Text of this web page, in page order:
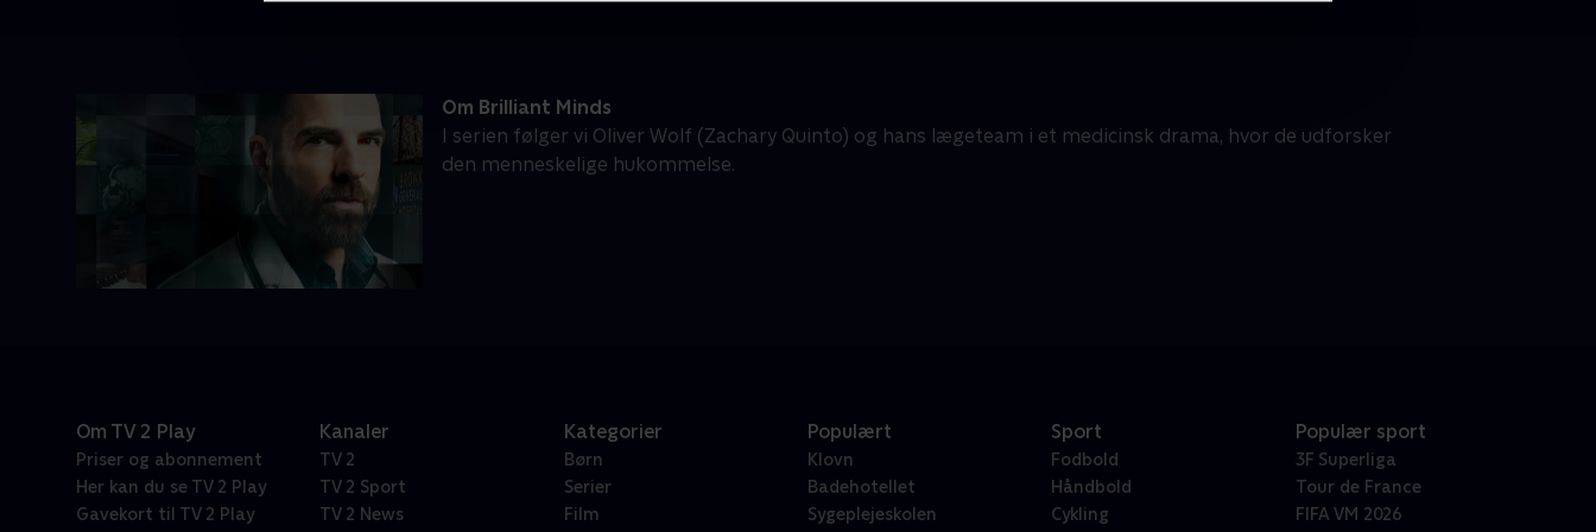
Om Brilliant Minds
I serien følger vi Oliver Wolf (Zachary Quinto) og hans lægeteam i et medicinsk drama, hvor de udforsker
den menneskelige hukommelse.
Om TV 2 Play
Priser og abonnement
Her kan du se TV 2 Play
Gavekort til TV 2 Play
Kanaler
TV 2
TV 2 Sport
TV 2 News
Kategorier
Børn
Serier
Film
Populært
Klovn
Badehotellet
Sygeplejeskolen
Sport
Fodbold
Håndbold
Cykling
Populær sport
3F Superliga
Tour de France
FIFA VM 2026